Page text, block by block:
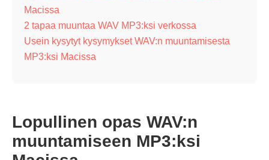
Macissa
2 tapaa muuntaa WAV MP3:ksi verkossa
Usein kysytyt kysymykset WAV:n muuntamisesta
MP3:ksi Macissa
Lopullinen opas WAV:n
muuntamiseen MP3:ksi